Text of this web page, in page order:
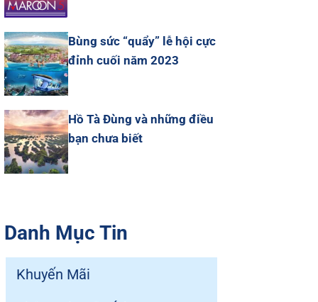
Bùng sức “quẩy” lễ hội cực
đỉnh cuối năm 2023
Hồ Tà Đùng và những điều
bạn chưa biết
Danh Mục Tin
Khuyến Mãi